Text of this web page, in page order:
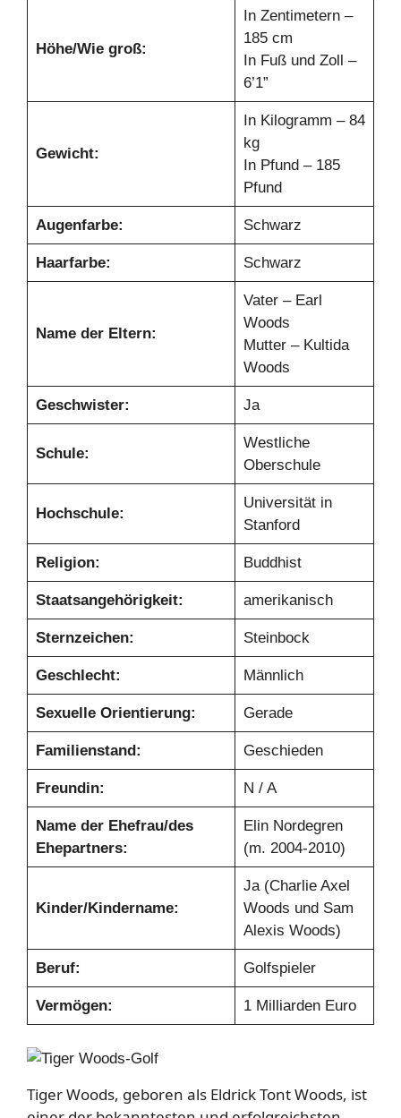
Höhe/Wie groß:
In Zentimetern –
185 cm
In Fuß und Zoll –
6’1”
Gewicht:
In Kilogramm – 84
kg
In Pfund – 185
Pfund
Augenfarbe: Schwarz
Haarfarbe: Schwarz
Name der Eltern:
Vater – Earl
Woods
Mutter – Kultida
Woods
Geschwister: Ja
Schule:
Westliche
Oberschule
Hochschule:
Universität in
Stanford
Religion: Buddhist
Staatsangehörigkeit: amerikanisch
Sternzeichen: Steinbock
Geschlecht: Männlich
Sexuelle Orientierung: Gerade
Familienstand: Geschieden
Freundin: N / A
Name der Ehefrau/des
Ehepartners:
Elin Nordegren
(m. 2004-2010)
Kinder/Kindername:
Ja (Charlie Axel
Woods und Sam
Alexis Woods)
Beruf: Golfspieler
Vermögen: 1 Milliarden Euro
Tiger Woods, geboren als Eldrick Tont Woods, ist